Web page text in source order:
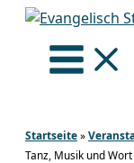
Zum
springen
Startseite»
Tanz, Musik und